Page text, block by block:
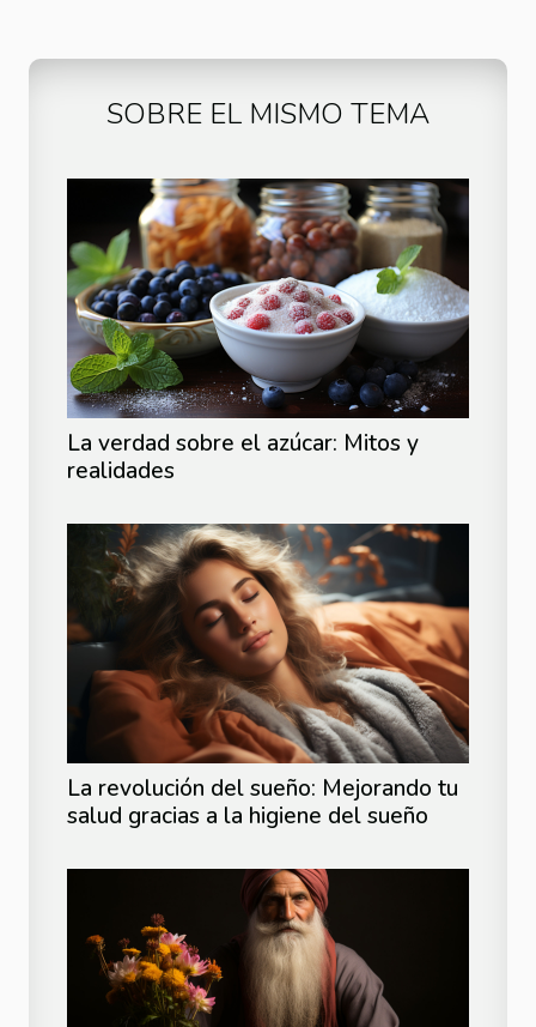
SOBRE EL MISMO TEMA
La verdad sobre el azúcar: Mitos y
realidades
La revolución del sueño: Mejorando tu
salud gracias a la higiene del sueño